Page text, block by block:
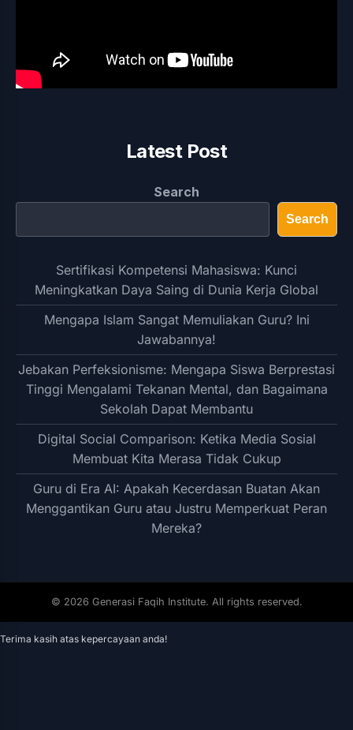
Latest Post
Search
Search
Sertifikasi Kompetensi Mahasiswa: Kunci
Meningkatkan Daya Saing di Dunia Kerja Global
Mengapa Islam Sangat Memuliakan Guru? Ini
Jawabannya!
Jebakan Perfeksionisme: Mengapa Siswa Berprestasi
Tinggi Mengalami Tekanan Mental, dan Bagaimana
Sekolah Dapat Membantu
Digital Social Comparison: Ketika Media Sosial
Membuat Kita Merasa Tidak Cukup
Guru di Era AI: Apakah Kecerdasan Buatan Akan
Menggantikan Guru atau Justru Memperkuat Peran
Mereka?
© 2026 Generasi Faqih Institute. All rights reserved.
Terima kasih atas kepercayaan anda!